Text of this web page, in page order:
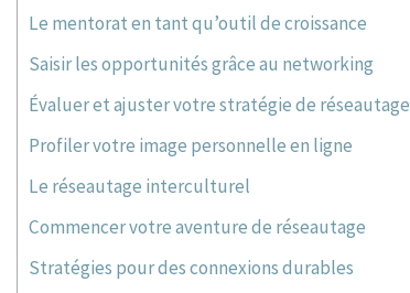
Le mentorat en tant qu’outil de croissance
Saisir les opportunités grâce au networking
Évaluer et ajuster votre stratégie de réseautage
Profiler votre image personnelle en ligne
Le réseautage interculturel
Commencer votre aventure de réseautage
Stratégies pour des connexions durables